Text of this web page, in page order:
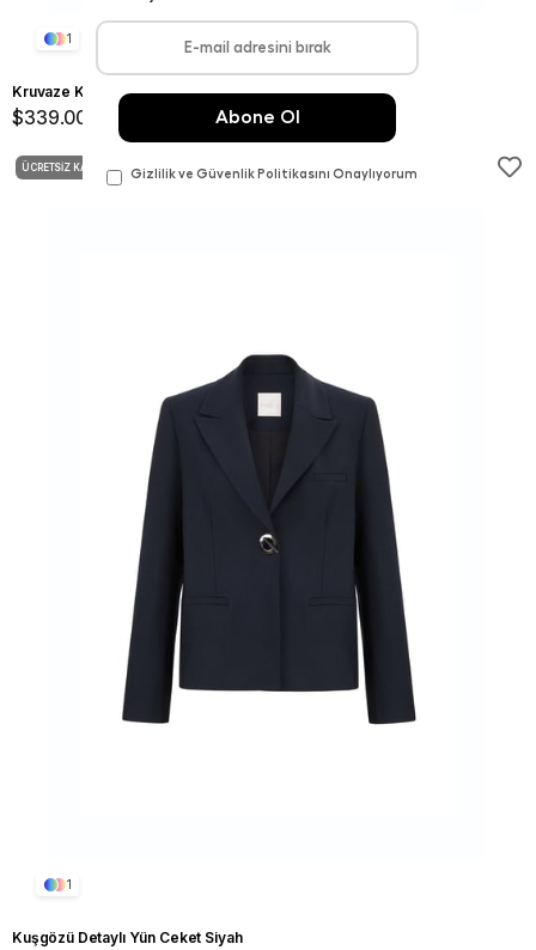
1
Kruvaze Kapama Poliviskon Ceket Siyah
$339.00
1
Kuşgözü Detaylı Yün Ceket Siyah
ÜCRETSIZ KARGO